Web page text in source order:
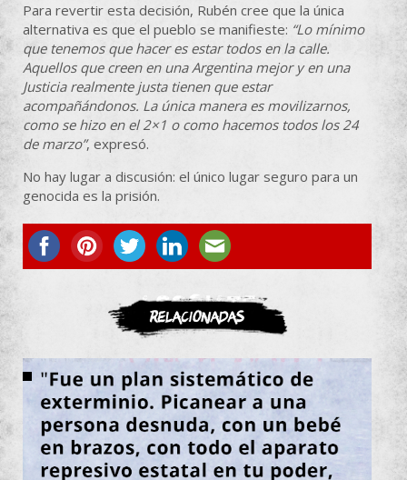
Para revertir esta decisión, Rubén cree que la única
alternativa es que el pueblo se manifieste: “Lo mínimo
que tenemos que hacer es estar todos en la calle.
Aquellos que creen en una Argentina mejor y en una
Justicia realmente justa tienen que estar
acompañándonos. La única manera es movilizarnos,
como se hizo en el 2×1 o como hacemos todos los 24
de marzo”, expresó.
No hay lugar a discusión: el único lugar seguro para un
genocida es la prisión.
ASOCIATE
Relacionadas